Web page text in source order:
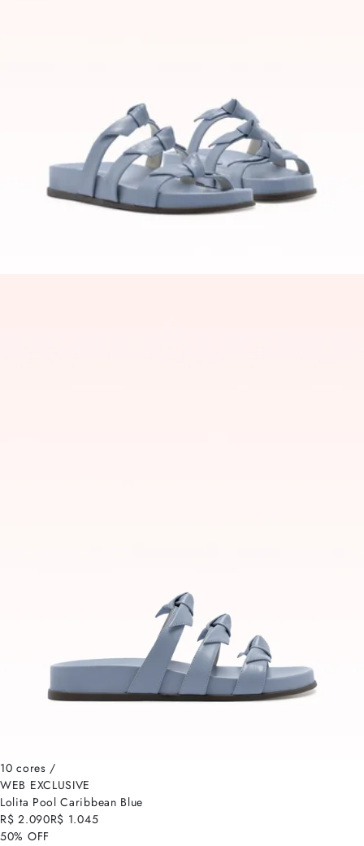
10 cores /
WEB EXCLUSIVE
Lolita Pool Caribbean Blue
R$ 2.090R$ 1.045
50% OFF